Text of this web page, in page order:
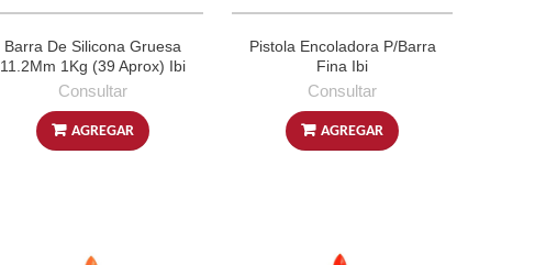
Barra De Silicona Gruesa
11.2Mm 1Kg (39 Aprox) Ibi
Consultar
AGREGAR
Pistola Encoladora P/Barra
Fina Ibi
Consultar
AGREGAR